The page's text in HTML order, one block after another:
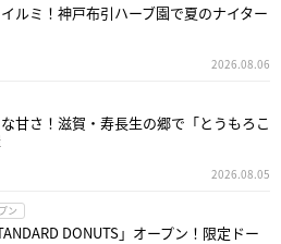
ルミ！神戸布引ハーブ園で夏のナイター
2026.08.06
甘さ！滋賀・寿長生の郷で「とうもろこ
2026.08.05
ン
DONUTS」オープン！限定ドー